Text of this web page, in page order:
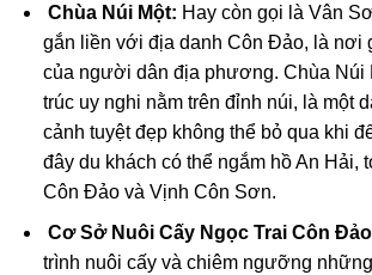
Chùa Núi Một: Hay còn gọi là Vân
gắn liền với địa danh Côn Đảo, là nơi
của người dân địa phương. Chùa Núi
trúc uy nghi nằm trên đỉnh núi, là một
cảnh tuyệt đẹp không thể bỏ qua khi
đây du khách có thể ngắm hồ An Hải,
Côn Đảo và Vịnh Côn Sơn.
Cơ Sở Nuôi Cấy Ngọc Trai Côn
trình nuôi cấy và chiêm ngưỡng